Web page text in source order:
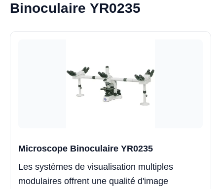
Binoculaire YR0235
Microscope Binoculaire YR0235
Les systèmes de visualisation multiples
modulaires offrent une qualité d'image